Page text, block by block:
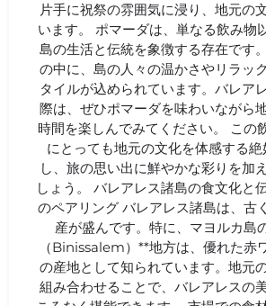
片手に祝祭の雰囲気に浸り、地元の
います。 ポマーダは、単なる飲み物
島の生活と伝統を象徴する存在です
の中に、島の人々の温かさやリラッ
タイルが込められています。バレア
際は、ぜひポマーダを味わいながら
時間を楽しんでみてください。 この
にとっても地元の文化を体感する
し、旅の思い出に鮮やかな彩りを加
しょう。 バレアレス諸島の食文化と
のペアリング バレアレス諸島は、古
産が盛んです。特に、マヨルカ島
（Binissalem）**地方は、優れた赤
の産地として知られています。地元
組み合わせることで、バレアレスの